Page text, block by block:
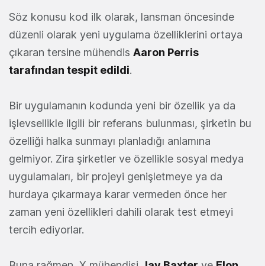
Söz konusu kod ilk olarak, lansman öncesinde
düzenli olarak yeni uygulama özelliklerini ortaya
çıkaran tersine mühendis Aaron Perris
tarafından tespit edildi.
Bir uygulamanın kodunda yeni bir özellik ya da
işlevsellikle ilgili bir referans bulunması, şirketin bu
özelliği halka sunmayı planladığı anlamına
gelmiyor. Zira şirketler ve özellikle sosyal medya
uygulamaları, bir projeyi genişletmeye ya da
hurdaya çıkarmaya karar vermeden önce her
zaman yeni özellikleri dahili olarak test etmeyi
tercih ediyorlar.